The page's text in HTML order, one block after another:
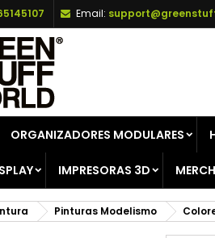
Email:
ORGANIZADORES MODULARES
IMPRESORAS 3D
Pinturas Modelismo